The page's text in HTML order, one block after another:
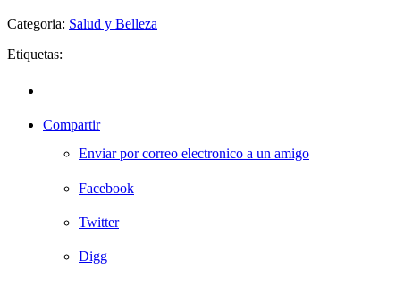
Categoria: Salud y Belleza
Etiquetas:
Compartir
Enviar por correo electronico a un amigo
Facebook
Twitter
Digg